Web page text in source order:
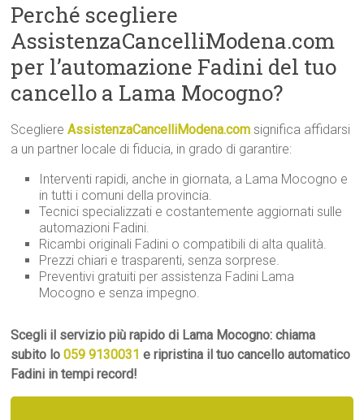
Perché scegliere
AssistenzaCancelliModena.com
per l’automazione Fadini del tuo
cancello a Lama Mocogno?
ScegliereAssistenzaCancelliModena.com significa affidarsi
a un partner locale di fiducia, in grado di garantire:
Interventi rapidi, anche in giornata, a Lama Mocogno e
in tutti i comuni della provincia.
Tecnici specializzati e costantemente aggiornati sulle
automazioni Fadini.
Ricambi originali Fadini o compatibili di alta qualità.
Prezzi chiari e trasparenti, senza sorprese.
Preventivi gratuiti per assistenza Fadini Lama
Mocogno e senza impegno.
Scegli il servizio più rapido di Lama Mocogno: chiama
subito lo 059 9130031 e ripristina il tuo cancello automatico
Fadini in tempi record!